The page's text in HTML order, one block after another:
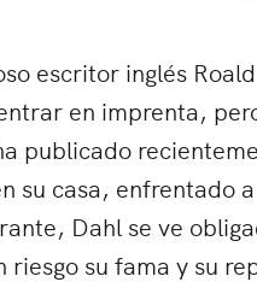
escritor inglés
en imprenta,
publicado
su casa, enfrentado
Dahl se ve
su fama y su